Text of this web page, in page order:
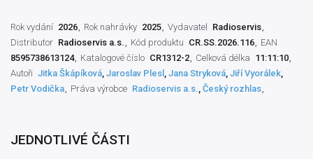
Rok vydání 2026 Rok nahrávky 2025 Vydavatel
Radioservis
Distributor Radioservis a.s. Kód produktu CR.SS.2026.116
EAN
8595738613124
Katalogové číslo CR1312-2 Celková délka 11:11:10
Autoři Jitka Škápíková, Jaroslav Plesl , Jana Stryková, Jiří Vyorálek,
Petr Vodička
Práva výrobce Radioservis a.s., Český rozhlas
JEDNOTLIVÉ ČÁSTI